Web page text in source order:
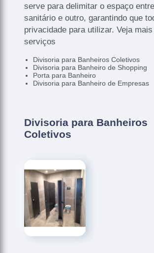
serve para delimitar o espaço
sanitário e outro, garantindo que
privacidade para utilizar. Veja
serviços
Divisoria para Banheiros Coletivos
Divisoria para Banheiro de Shopping
Porta para Banheiro
Divisoria para Banheiro de Empresas
Divisoria para Banheiros
Coletivos